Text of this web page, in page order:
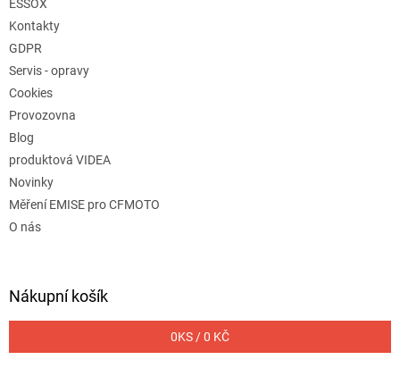
ESSOX
Kontakty
GDPR
Servis - opravy
Cookies
Provozovna
Blog
produktová VIDEA
Novinky
Měření EMISE pro CFMOTO
O nás
Nákupní košík
0KS /0 KČ